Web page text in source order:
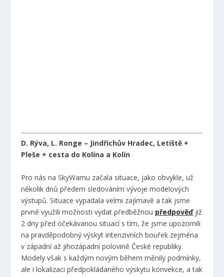
D. Rýva, L. Ronge – Jindřichův Hradec, Letiště +
Pleše + cesta do Kolína a Kolín
Pro nás na SkyWarnu začala situace, jako obvykle, už
několik dnů předem sledováním vývoje modelových
výstupů. Situace vypadala velmi zajímavě a tak jsme
prvně využili možnosti vydat předběžnou předpověďjiž
2 dny před očekávanou situací s tím, že jsme upozornili
na pravděpodobný výskyt intenzivních bouřek zejména
v západní až jihozápadní polovině České republiky.
Modely však s každým novým během měnily podmínky,
ale i lokalizaci předpokládaného výskytu konvekce, a tak